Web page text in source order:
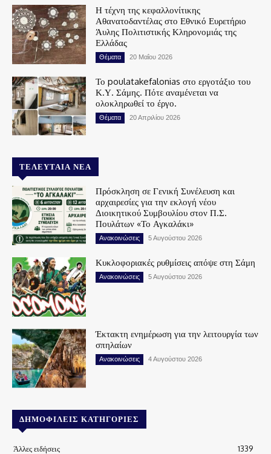
Η τέχνη της κεφαλλονίτικης
Αθανατοδαντέλας στο Εθνικό Ευρετήριο
Άυλης Πολιτιστικής Κληρονομιάς της
Ελλάδας
Θέματα 20 Μαΐου 2026
Το poulatakefalonias στο εργοτάξιο του
Κ.Υ. Σάμης. Πότε αναμένεται να
ολοκληρωθεί το έργο.
Θέματα 20 Απριλίου 2026
ΤΕΛΕΥΤΑΊΑ ΝΈΑ
Πρόσκληση σε Γενική Συνέλευση και
αρχαιρεσίες για την εκλογή νέου
Διοικητικού Συμβουλίου στον Π.Σ.
Πουλάτων «Το Αγκαλάκι»
Ανακοινώσεις 5 Αυγούστου 2026
Κυκλοφοριακές ρυθμίσεις απόψε στη Σάμη
Ανακοινώσεις 5 Αυγούστου 2026
Έκτακτη ενημέρωση για την λειτουργία των
σπηλαίων
Ανακοινώσεις 4 Αυγούστου 2026
ΔΗΜΟΦΙΛΕΊΣ ΚΑΤΗΓΟΡΊΕΣ
Άλλες ειδήσεις 1339